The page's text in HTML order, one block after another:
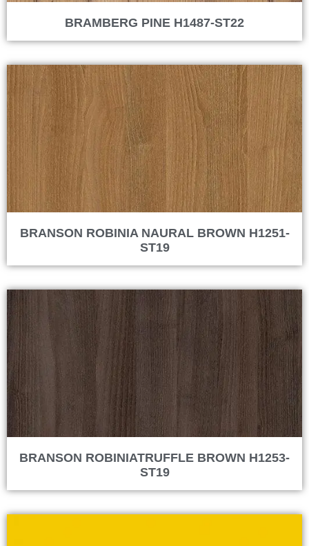
BRAMBERG PINE H1487-ST22
BRANSON ROBINIA NAURAL BROWN H1251-
ST19
BRANSON ROBINIATRUFFLE BROWN H1253-
ST19